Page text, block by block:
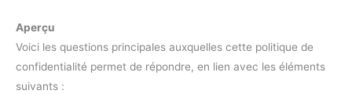
Aperçu
Voici les questions principales auxquelles cette politique de
confidentialité permet de répondre, en lien avec les éléments
suivants :